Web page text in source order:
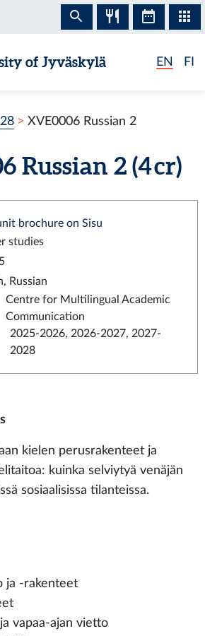
of Jyväskylä EN FI
XVE0006 Russian 2
Russian 2 (4 cr)
brochure on Sisu
studies
Russian
Centre for Multilingual Academic
Communication
2025-2026, 2026-2027, 2027-
2028
kielen perusrakenteet ja
kuinka selviytyä venäjän
sosiaalisissa tilanteissa.
ja -rakenteet
vapaa-ajan vietto